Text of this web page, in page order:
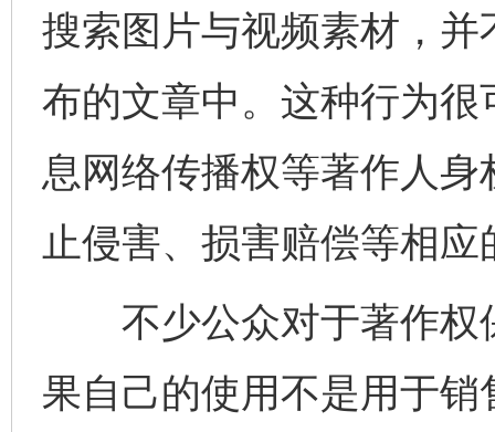
搜索图片与视频素材，
布的文章中。这种行为
息网络传播权等著作人
止侵害、损害赔偿等相
不少公众对于著作权
果自己的使用不是用于